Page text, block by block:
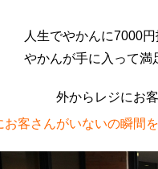
人生でやかんに7000
やかんが手に入って満
客さんがいないの瞬間を